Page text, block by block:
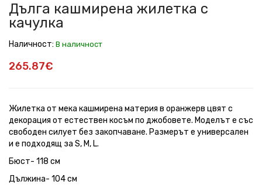
Дълга кашмирена жилетка с
качулка
Наличност: В наличност
265.87€
Жилетка от мека кашмирена материя в оранжерв цвят с
декорация от естествен косъм по джобовете. Моделът е със
свободен силует без закопчаване. Размерът е универсален
и е подходящ за S, M, L.
Бюст- 118 см
Дължина- 104 см